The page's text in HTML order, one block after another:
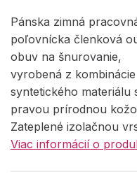
Pánska zimná
poľovnícka členková
obuv na šnurovanie,
vyrobená z kombinácie
syntetického materiálu
pravou prírodnou
Zateplené izolačnou
Viac informácií o